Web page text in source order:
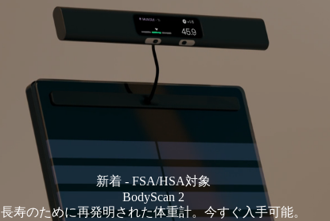
新着 - FSA/HSA対象
BodyScan 2
長寿のために再発明された体重計。今すぐ入手可能。